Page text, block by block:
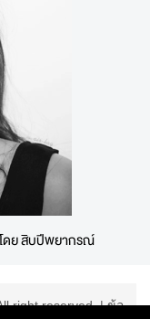
ดย สิบปีพยากรณ์
right reserved. |ข้อ